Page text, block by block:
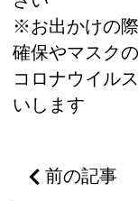
※お出かけの
確保やマスク
コロナウイル
いします
前の記事